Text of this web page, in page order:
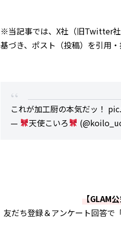
※当記事では、X社（旧Twitter
基づき、ポスト（投稿）を引用・
これが加工厨の本気だッ！
—
天使こいろ
【GLAM
友だち登録＆アンケート回答で